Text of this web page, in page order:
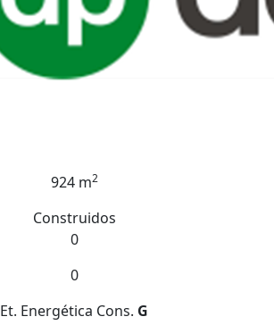
924 m2
Construidos
0
0
Et. Energética Cons. G